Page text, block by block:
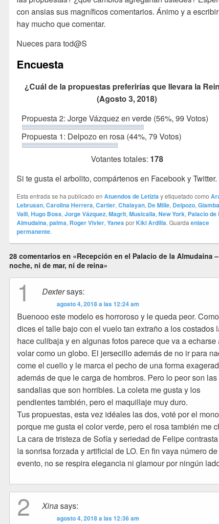
con ansias sus magníficos comentarios. Ánimo y a
hay mucho que comentar.
Nueces para tod@S
Encuesta
¿Cuál de la propuestas preferirías que llevara la
(Agosto 3, 2018)
Propuesta 2: Jorge Vázquez en verde (56%, 99 Votos)
Propuesta 1: Delpozo en rosa (44%, 79 Votos)
Votantes totales: 178
Si te gusta el arbolito, compártenos en Facebook y Twitter.
Esta entrada se ha publicado enAtuendos de Letiziay etiquetado como
Lebrusan,Carolina Herrera,Cartier,Chalayan, De Mille, Delpozo,
Valli,Hugo Boss,Jorge Vázquez,Magrit,Musicalia,New York, Palacio de
Almudaina,palma, Roger Vivier,Yanes por Kiki Ardilla. Guardaenlace
permanente.
28 comentarios en «Recepción en el Palacio de la Almudaina
noche, ni de mar, ni de reina»
1 Dextersays:
agosto 4, 2018 a las 12:24 am
Buenooo este modelo es horroroso y le queda peor. Como
dices el talle bajo con el vuelo tan extraño a los costados
hace culibaja y en algunas fotos parece que va a echarse
volar como un globo. El jersecillo además de no ir para
come el cuello y le marca el pecho de una forma
además de que le carga de hombros. Pero lo peor son las
sandalias que son horribles. La coleta me gusta y los
pendientes también, pero el maquillaje muy duro.
Tus propuestas, esta vez idéales las dos, voté por el mono
porque me gusta el color verde, pero el rosa también me
La cara de tristeza de Sofía y seriedad de Felipe
la sonrisa forzada y artificial de LO. En fin vaya número de
evento, no se respira elegancia ni glamour por ningún
2 Xinasays:
agosto 4, 2018 a las 12:36 am